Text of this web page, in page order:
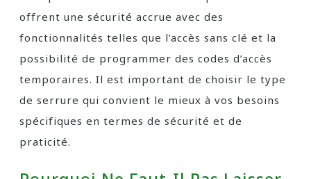
offrent une sécurité accrue avec des
fonctionnalités telles que l’accès sans clé et la
possibilité de programmer des codes d’accès
temporaires. Il est important de choisir le type
de serrure qui convient le mieux à vos besoins
spécifiques en termes de sécurité et de
praticité.